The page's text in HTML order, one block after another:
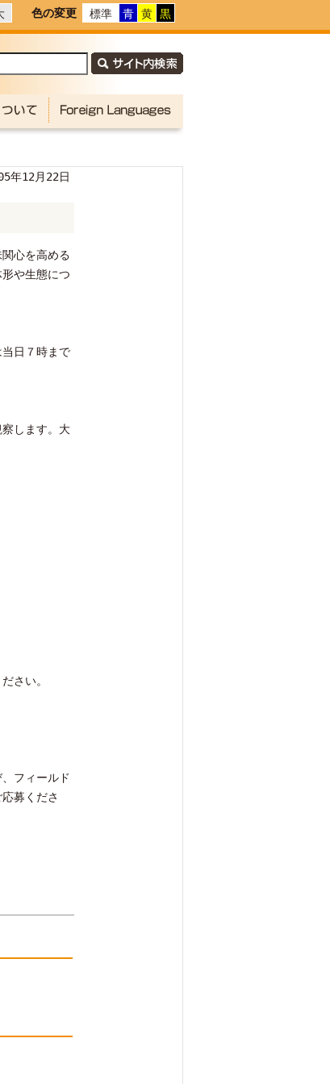
色の変更 標準 青 黄 黒
年12月22日
心を高める
や生態につ
日７時まで
します。大
さい。
フィールド
募くださ